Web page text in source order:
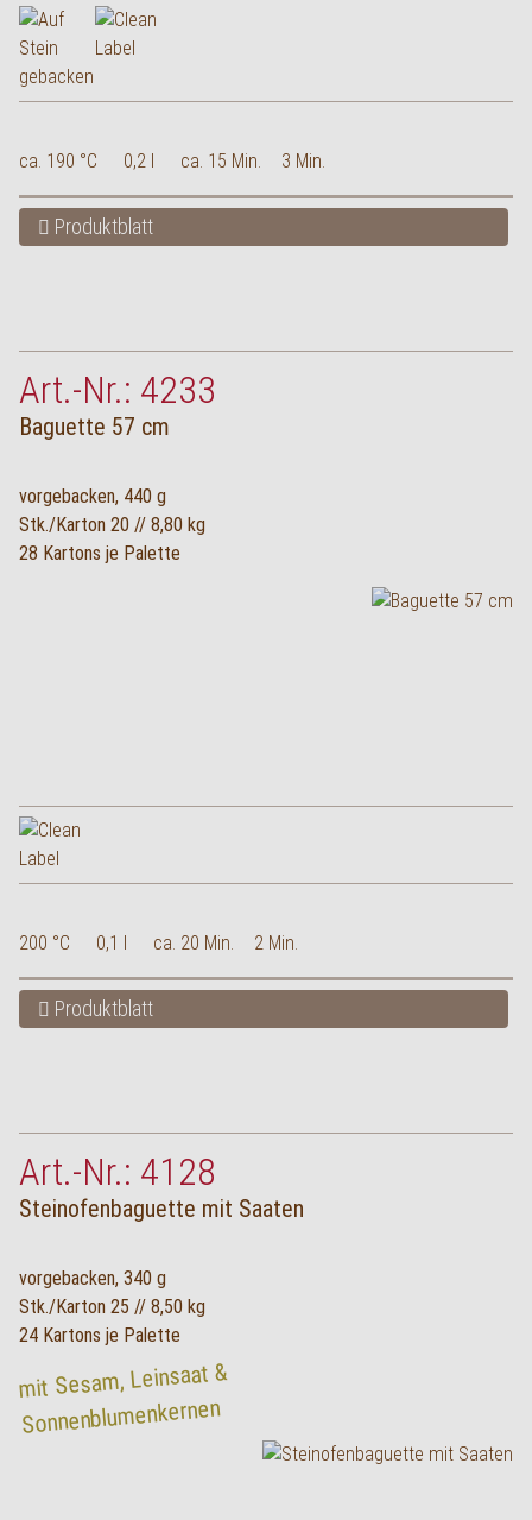
ca. 190 °C 0,2 l ca. 15 Min. 3 Min.
Produktblatt
Art.-Nr.: 4233
Baguette 57 cm
vorgebacken, 440 g
Stk./Karton 20 // 8,80 kg
28 Kartons je Palette
200 °C 0,1 l ca. 20 Min. 2 Min.
Produktblatt
Art.-Nr.: 4128
Steinofenbaguette mit Saaten
vorgebacken, 340 g
Stk./Karton 25 // 8,50 kg
24 Kartons je Palette
mit Sesam, Leinsaat &
Sonnenblumenkernen